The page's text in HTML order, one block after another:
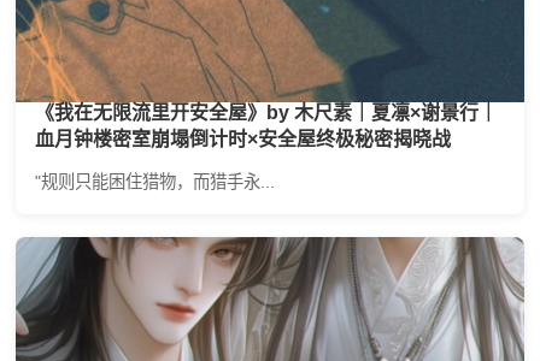
《我在无限流里开安全屋》by 木尺素｜夏凛×谢景行｜
血月钟楼密室崩塌倒计时×安全屋终极秘密揭晓战
"规则只能困住猎物，而猎手永...